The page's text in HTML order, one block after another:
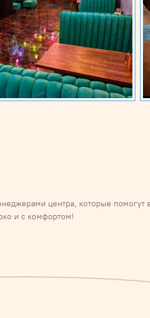
центра, которые
и с комфортом!